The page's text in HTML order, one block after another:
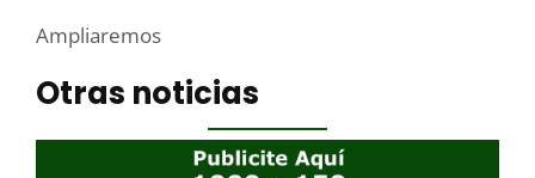
Ampliaremos
Otras noticias